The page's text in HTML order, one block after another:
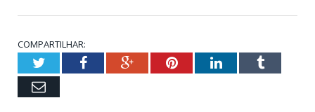
COMPARTILHAR:
TwitterFacebookGoogle+PinterestLinkedInTumblr
Email